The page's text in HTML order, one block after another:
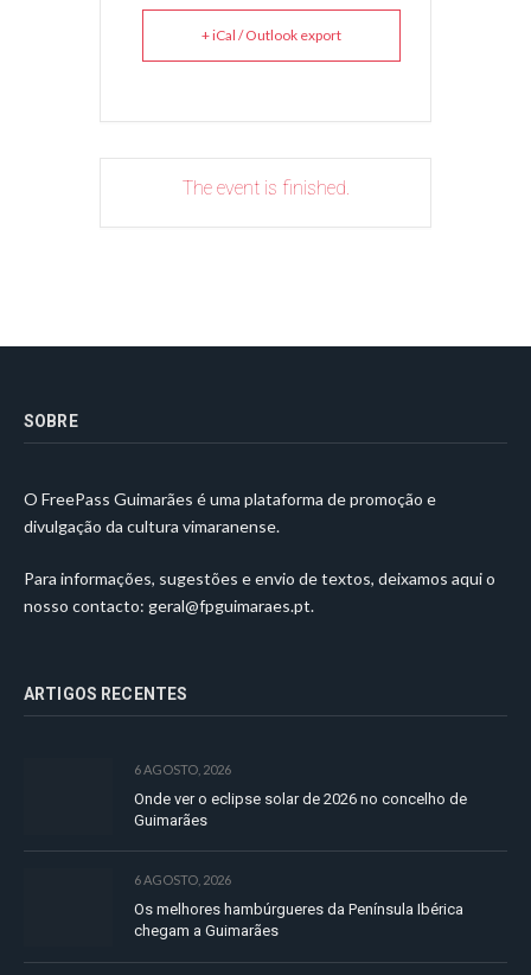
+ iCal / Outlook export
The event is finished.
SOBRE
O FreePass Guimarães é uma plataforma de promoção e
divulgação da cultura vimaranense.
Para informações, sugestões e envio de textos, deixamos aqui o
nosso contacto: geral@fpguimaraes.pt.
ARTIGOS RECENTES
6 AGOSTO, 2026
Onde ver o eclipse solar de 2026 no concelho de
Guimarães
6 AGOSTO, 2026
Os melhores hambúrgueres da Península Ibérica
chegam a Guimarães